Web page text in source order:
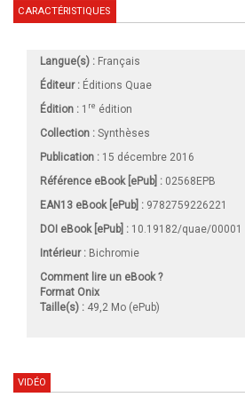
CARACTÉRISTIQUES
Langue(s) : Français
Éditeur : Éditions Quae
Édition : 1 re édition
Collection : Synthèses
Publication : 15 décembre 2016
Référence eBook [ePub] : 02568EPB
EAN13 eBook [ePub] : 9782759226221
DOI eBook [ePub] : 10.19182/quae/00001
Intérieur : Bichromie
Comment lire un eBook ?
Format Onix
Taille(s) : 49,2 Mo (ePub)
VIDÉO